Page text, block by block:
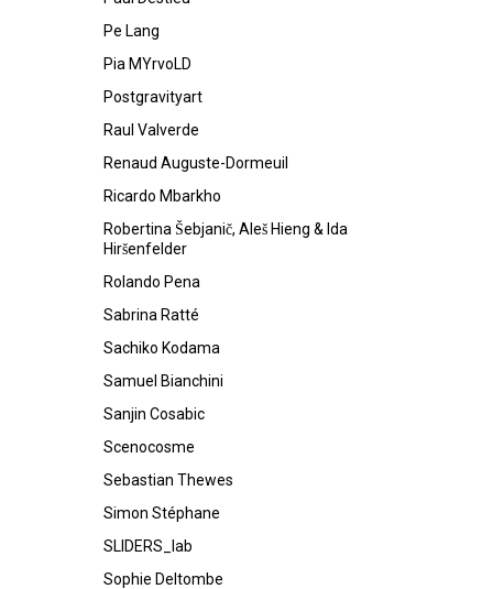
Pe Lang
Pia MYrvoLD
Postgravityart
Raul Valverde
Renaud Auguste-Dormeuil
Ricardo Mbarkho
Robertina Šebjanič, Aleš Hieng & Ida
Hiršenfelder
Rolando Pena
Sabrina Ratté
Sachiko Kodama
Samuel Bianchini
Sanjin Cosabic
Scenocosme
Sebastian Thewes
Simon Stéphane
SLIDERS_lab
Sophie Deltombe